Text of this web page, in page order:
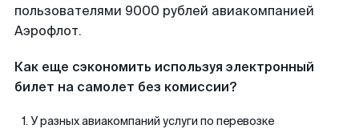
пользователями 9000 рублей авиакомпанией
Аэрофлот.
Как еще сэкономить используя электронный
билет на самолет без комиссии?
У разных авиакомпаний услуги по перевозке